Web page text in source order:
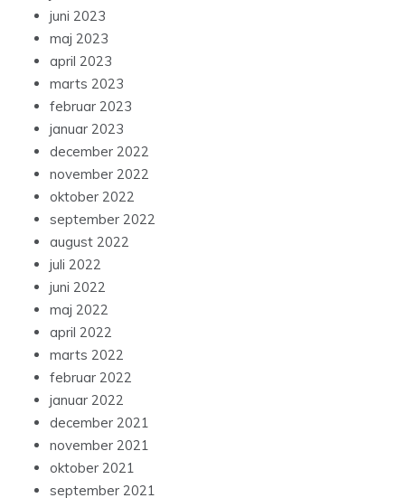
juni 2023
maj 2023
april 2023
marts 2023
februar 2023
januar 2023
december 2022
november 2022
oktober 2022
september 2022
august 2022
juli 2022
juni 2022
maj 2022
april 2022
marts 2022
februar 2022
januar 2022
december 2021
november 2021
oktober 2021
september 2021